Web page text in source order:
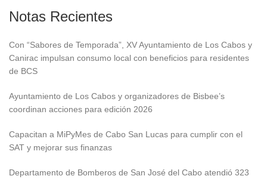
Notas Recientes
Con “Sabores de Temporada”, XV Ayuntamiento de Los Cabos y
Canirac impulsan consumo local con beneficios para residentes
de BCS
Ayuntamiento de Los Cabos y organizadores de Bisbee’s
coordinan acciones para edición 2026
Capacitan a MiPyMes de Cabo San Lucas para cumplir con el
SAT y mejorar sus finanzas
Departamento de Bomberos de San José del Cabo atendió 323